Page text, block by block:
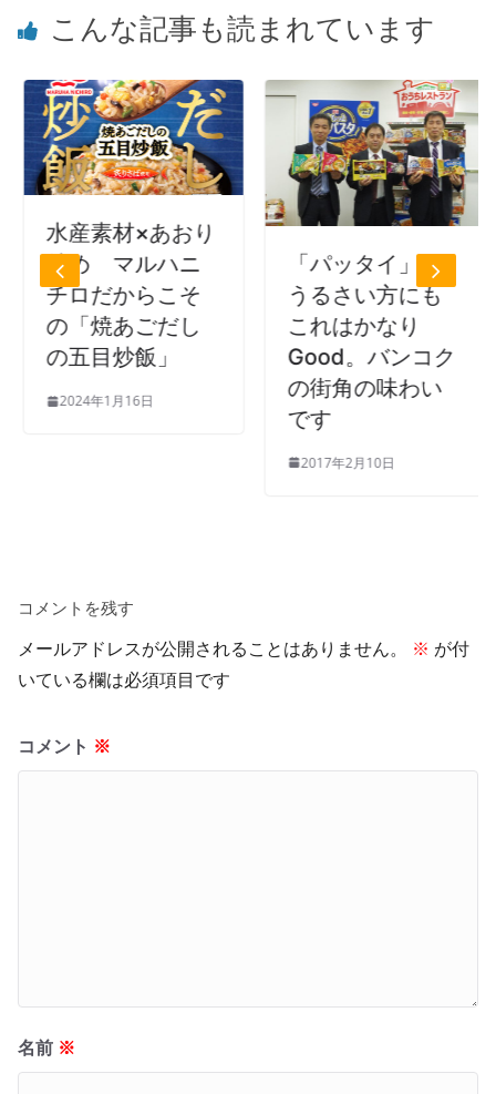
こんな記事も読まれています
水産素材×あおり
炒め マルハニ
チロだからこそ
の「焼あごだし
の五目炒飯」
2024年1月16日
「パッタイ」に
うるさい方にも
これはかなり
Good。バンコク
の街角の味わい
です
2017年2月10日
コメントを残す
メールアドレスが公開されることはありません。 ※ が付
いている欄は必須項目です
コメント ※
名前 ※